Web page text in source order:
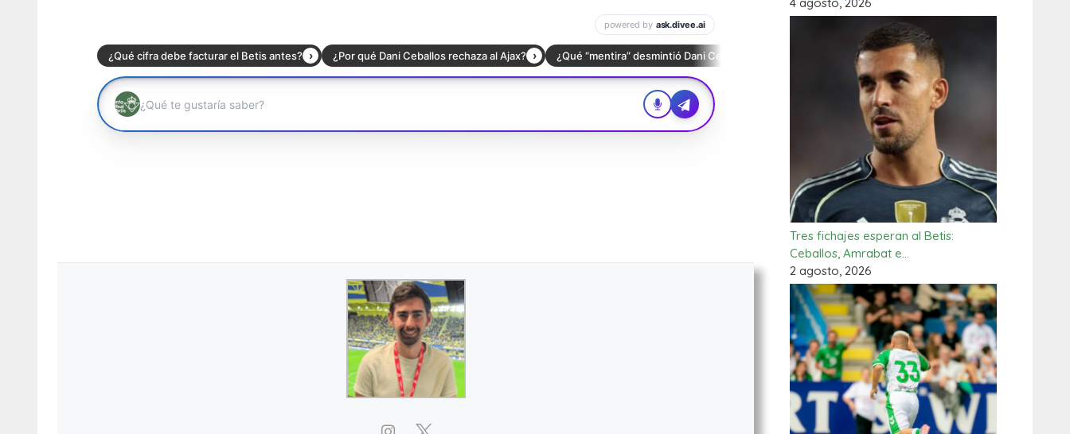
Tres fichajes esperan al Betis:
Ceballos, Amrabat e…
2 agosto, 2026